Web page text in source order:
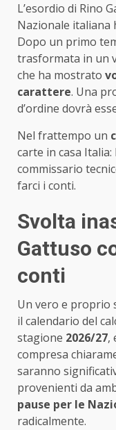
L’esordio di Rino
Nazionale italiana
Dopo un primo
trasformata in un
che ha mostrato
carattere. Una
d’ordine dovrà
Nel frattempo un
carte in casa
commissario
farci i conti.
Svolta
Gattuso
conti
Un vero e proprio
il calendario del
stagione 2026/27,
compresa
saranno
provenienti da
pause per le
radicalmente.